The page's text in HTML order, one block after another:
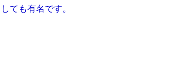
ても有名です。